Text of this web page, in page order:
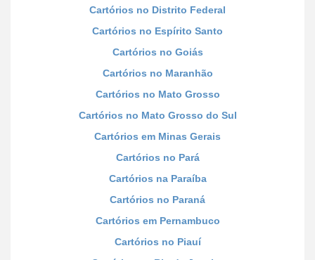
Cartórios no Distrito Federal
Cartórios no Espírito Santo
Cartórios no Goiás
Cartórios no Maranhão
Cartórios no Mato Grosso
Cartórios no Mato Grosso do Sul
Cartórios em Minas Gerais
Cartórios no Pará
Cartórios na Paraíba
Cartórios no Paraná
Cartórios em Pernambuco
Cartórios no Piauí